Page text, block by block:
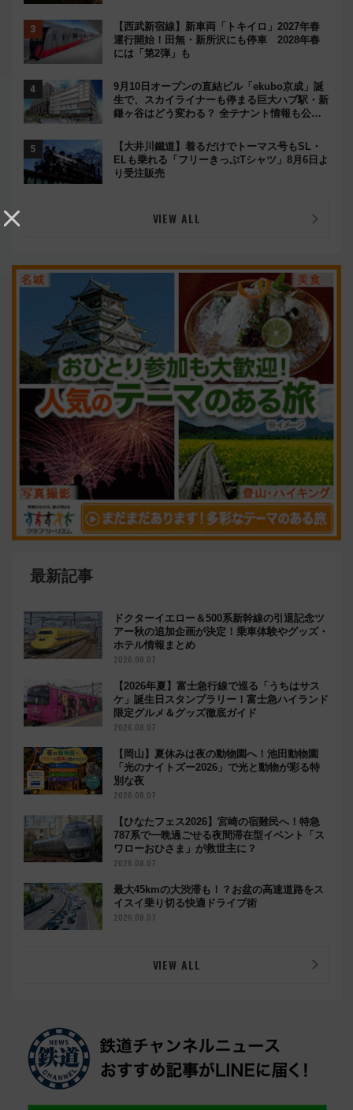
【西武新宿線】新車両「トキイロ」2027年春
運行開始！田無・新所沢にも停車 2028年春
には「第2弾」も
9月10日オープンの直結ビル「ekubo京成」誕
生で、スカイライナーも停まる巨大ハブ駅・新
鎌ヶ谷はどう変わる？ 全テナント情報も公
【大井川鐵道】着るだけでトーマス号もSL・
ELも乗れる「フリーきっぷTシャツ」8月6日よ
り受注販売
VIEW ALL
最新記事
ドクターイエロー＆500系新幹線の引退記念ツ
アー秋の追加企画が決定！乗車体験やグッズ・
ホテル情報まとめ
2026.08.07
【2026年夏】富士急行線で巡る「うちはサス
ケ」誕生日スタンプラリー！富士急ハイランド
限定グルメ＆グッズ徹底ガイド
2026.08.07
【岡山】夏休みは夜の動物園へ！池田動物園
「光のナイトズー2026」で光と動物が彩る特
別な夜
2026.08.07
【ひなたフェス2026】宮崎の宿難民へ！特急
787系で一晩過ごせる夜間滞在型イベント「ス
ワローおひさま」が救世主に？
2026.08.07
最大45kmの大渋滞も！？お盆の高速道路をス
イスイ乗り切る快適ドライブ術
2026.08.07
VIEW ALL